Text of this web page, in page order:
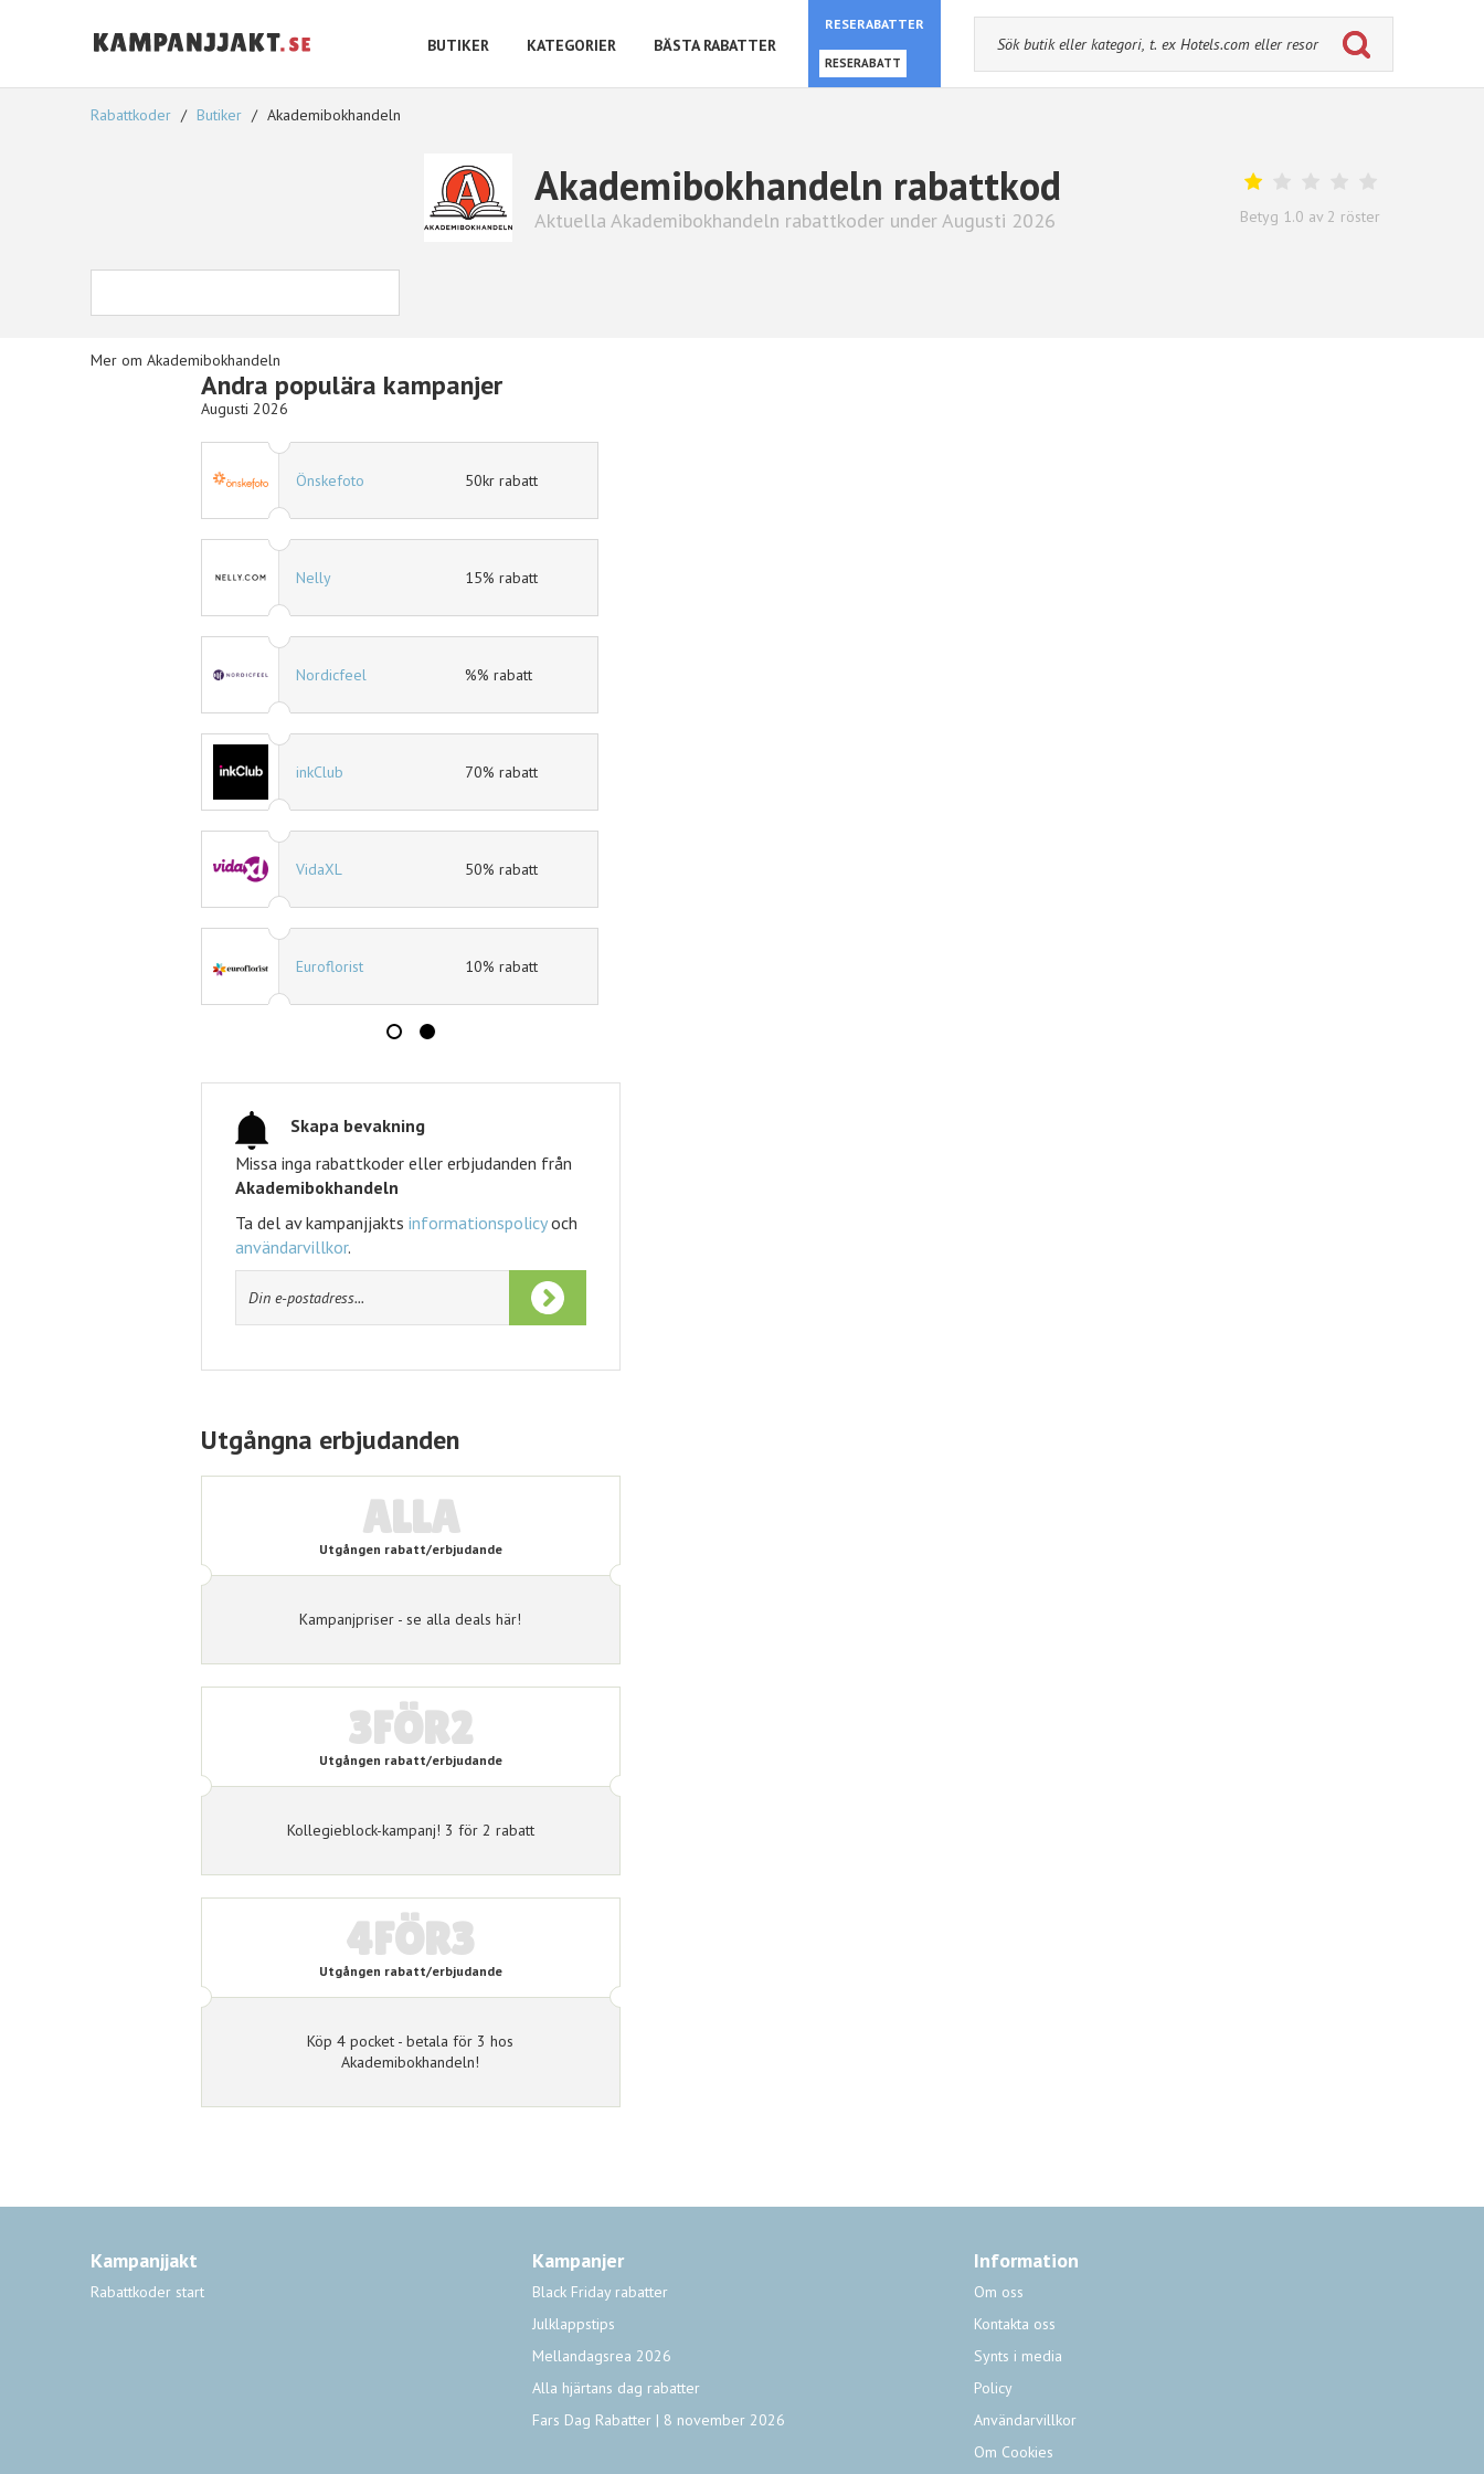
BUTIKER KATEGORIER BÄSTA RABATTER
RESERABATTER
RESERABATT
Rabattkoder Butiker Akademibokhandeln
Betyg 1.0 av 2 röster
Akademibokhandeln rabattkod
Aktuella Akademibokhandeln rabattkoder under Augusti 2026
Mer om Akademibokhandeln
Andra populära kampanjer
Augusti 2026
Önskefoto 50kr rabatt
Nelly 15% rabatt
Nordicfeel %% rabatt
inkClub 70% rabatt
VidaXL 50% rabatt
Euroflorist 10% rabatt
Skapa bevakning
Missa inga rabattkoder eller erbjudanden från
Akademibokhandeln
Ta del av kampanjjaktsinformationspolicyoch
användarvillkor.
Utgångna erbjudanden
ALLA
Utgången rabatt/erbjudande
Kampanjpriser - se alla deals här!
3FÖR2
Utgången rabatt/erbjudande
Kollegieblock-kampanj! 3 för 2 rabatt
4FÖR3
Utgången rabatt/erbjudande
Köp 4 pocket - betala för 3 hos
Akademibokhandeln!
Kampanjjakt
Rabattkoder start
Kampanjer
Black Friday rabatter
Julklappstips
Mellandagsrea 2026
Alla hjärtans dag rabatter
Fars Dag Rabatter | 8 november 2026
Information
Om oss
Kontakta oss
Synts i media
Policy
Användarvillkor
Om Cookies